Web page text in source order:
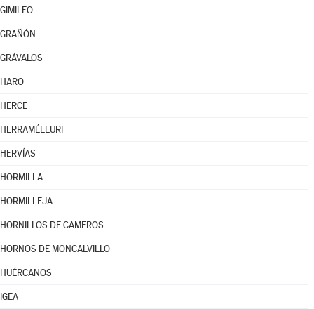
GIMILEO
GRAÑÓN
GRÁVALOS
HARO
HERCE
HERRAMÉLLURI
HERVÍAS
HORMILLA
HORMILLEJA
HORNILLOS DE CAMEROS
HORNOS DE MONCALVILLO
HUÉRCANOS
IGEA